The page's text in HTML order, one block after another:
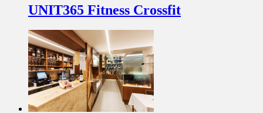
UNIT365 Fitness Crossfit